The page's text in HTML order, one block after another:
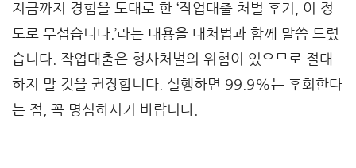
지금까지 경험을 토대로 한 ‘작업대출 처벌 후기, 이 정
도로 무섭습니다.’라는 내용을 대처법과 함께 말씀 드렸
습니다. 작업대출은 형사처벌의 위험이 있으므로 절대
하지 말 것을 권장합니다. 실행하면 99.9%는 후회한다
는 점, 꼭 명심하시기 바랍니다.